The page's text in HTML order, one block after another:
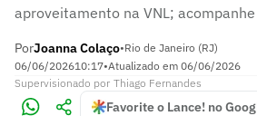
aproveitamento na VNL;
PorJoanna Colaço•Rio de Janeiro (RJ)
06/06/202610:17•Atualizado em 06/06/2026
Supervisionado por Thiago Fernandes
Favorite o Lance! no